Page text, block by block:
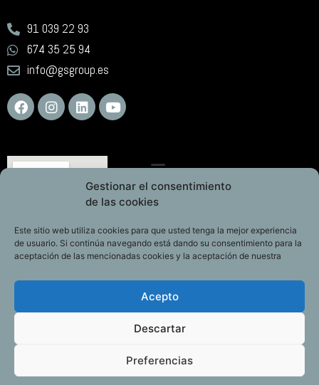
Gestionar el consentimiento
de las cookies
Este sitio web utiliza cookies para que usted tenga la mejor experiencia
de usuario. Si continúa navegando está dando su consentimiento para la
aceptación de las mencionadas cookies y la aceptación de nuestra
Acepto
Descartar
Preferencias
91 039 22 93
674 35 25 94
info@gsgroup.es